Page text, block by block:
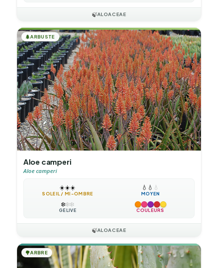
🍃ALOACEAE
🌲ARBUSTE
Aloe camperi
Aloe camperi
☀️☀️☀️
SOLEIL / MI-OMBRE
💧 💧 💧
MOYEN
❄️❄️❄️
GÉLIVE COULEURS
🍃ALOACEAE
🌳ARBRE